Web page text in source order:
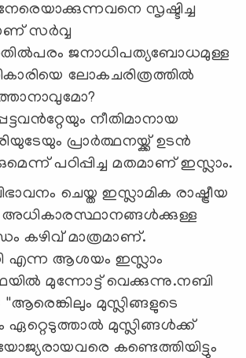
സൃഷ്ടിച്ച
സർവ്വ
ജനാധിപത്യബോധമുള്ള
ലോകചരിത്രത്തിൽ
നീതിമാനായ
പ്രാർത്ഥനയ്ക്ക് ഉടൻ
പഠിപ്പിച്ച മതമാണ് ഇസ്ലാം.
ചെയ്ത ഇസ്ലാമിക രാഷ്ട്രീയ
കഴിവ് മാത്രമാണ്.
എന്ന ആശയം ഇസ്ലാം
മുന്നോട്ട് വെക്കുന്നു.നബി
മുസ്ലിങ്ങളുടെ
ഏറ്റെടുത്താൽ മുസ്ലിങ്ങൾക്ക്
കണ്ടെത്തിയിട്ടും